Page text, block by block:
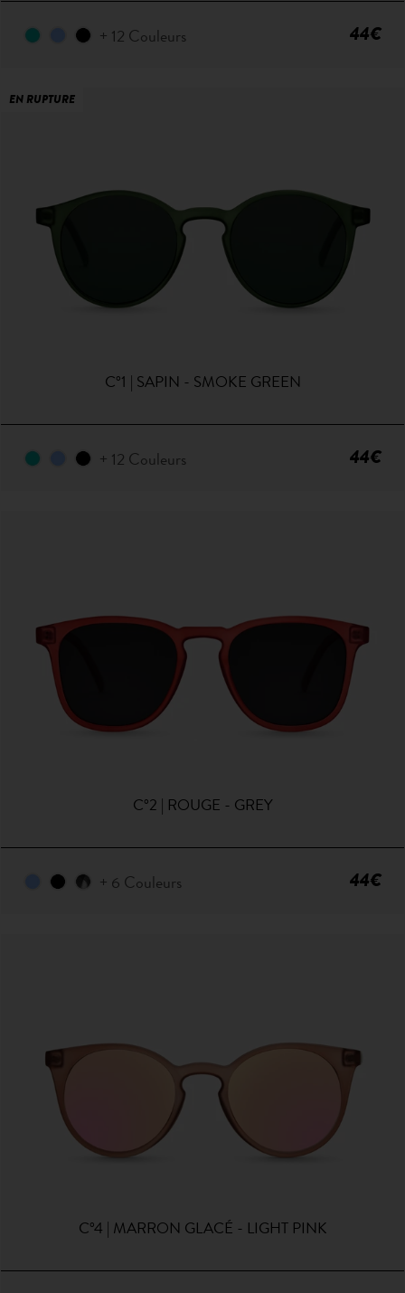
+ 12 Couleurs 44€
EN RUPTURE
C°1 | SAPIN - SMOKE GREEN
+ 12 Couleurs 44€
C°2 | ROUGE - GREY
+ 6 Couleurs 44€
C°4 | MARRON GLACÉ - LIGHT PINK